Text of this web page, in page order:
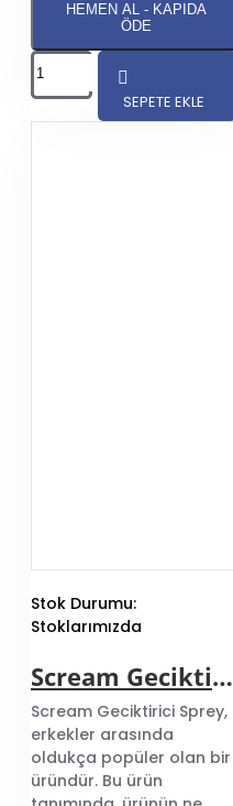
HEMEN AL - KAPIDA
ÖDE
SEPETE EKLE
Stok Durumu:
Stoklarımızda
Scream Geciktirici Sprey
Scream Geciktirici Sprey,
erkekler arasında
oldukça popüler olan bir
üründür. Bu ürün